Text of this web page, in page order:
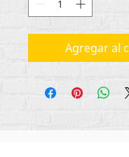
Agregar al